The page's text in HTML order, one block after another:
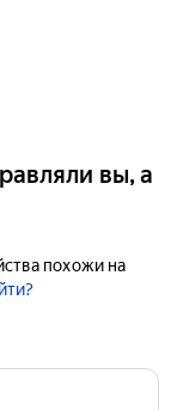
вы, а
похожи на